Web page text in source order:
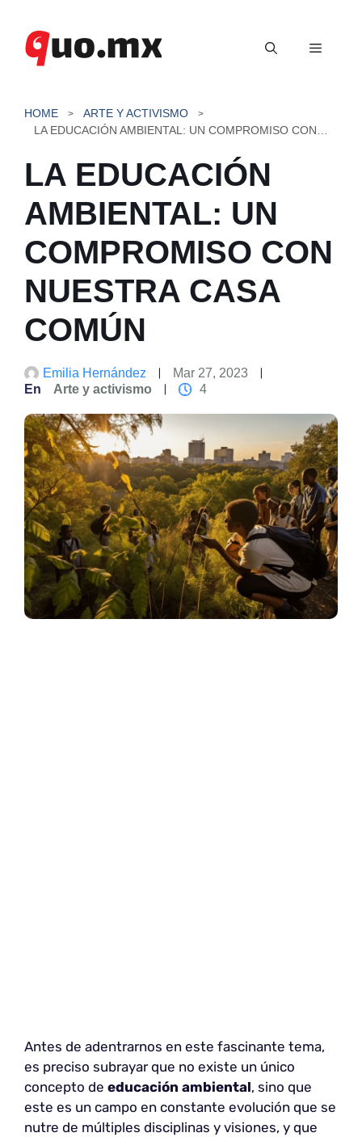
contenido
Menú
HOME
ARTE Y ACTIVISMO
LA EDUCACIÓN
AMBIENTAL: UN
COMPROMISO CON
NUESTRA CASA
COMÚN
Emilia Hernández
Mar 27, 2023
En
Arte y activismo 4
Antes de adentrarnos en este fascinante tema,
es preciso subrayar que no existe un único
concepto de educación ambiental, sino que
este es un campo en constante evolución que se
nutre de múltiples disciplinas y visiones, y que